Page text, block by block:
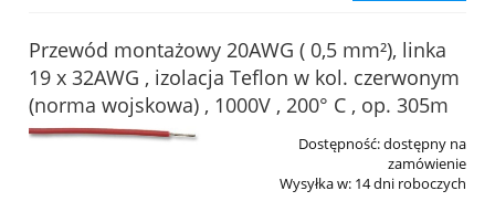
Przewód montażowy 20AWG ( 0,5 mm²), linka
19 x 32AWG , izolacja Teflon w kol. czerwonym
(norma wojskowa) , 1000V , 200° C , op. 305m
Dostępność:dostępny na
zamówienie
Wysyłka w: 14 dni roboczych